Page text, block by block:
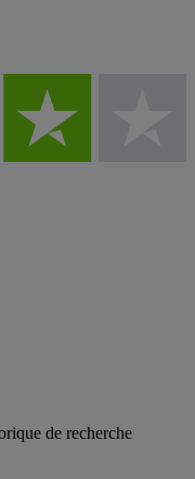
de recherche